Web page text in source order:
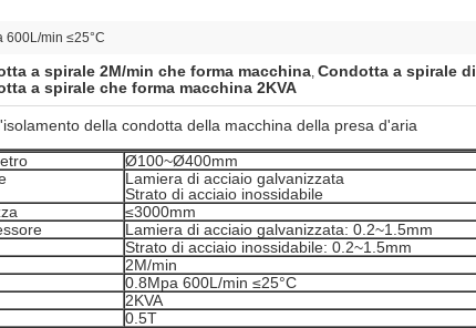
600L/min ≤25°C
a spirale 2M/min che forma macchina, Condotta a spirale
a spirale che forma macchina 2KVA
della condotta della macchina della presa d'aria
Ø100~Ø400mm
Lamiera di acciaio galvanizzata
Strato di acciaio inossidabile
≤3000mm
Lamiera di acciaio galvanizzata: 0.2~1.5mm
Strato di acciaio inossidabile: 0.2~1.5mm
2M/min
0.8Mpa 600L/min ≤25°C
2KVA
0.5T